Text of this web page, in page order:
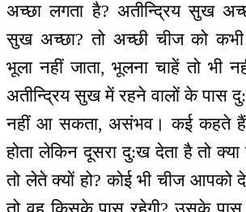
अच्छा लगता है? अतीन्द्रिय सुख
सुख अच्छा? तो अच्छी चीज को कभी
भूला नहीं जाता, भूलना चाहें तो भी
अतीन्द्रिय सुख में रहने वालों के पास
नहीं आ सकता, असंभव। कई कहते हैं
होता लेकिन दूसरा दु:ख देता है तो
तो लेते क्यों हो? कोई भी चीज